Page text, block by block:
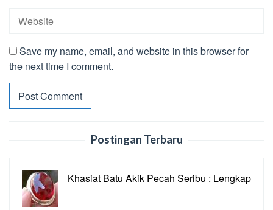
Save my name, email, and website in this browser for
the next time I comment.
Postingan Terbaru
Khasiat Batu Akik Pecah Seribu : Lengkap